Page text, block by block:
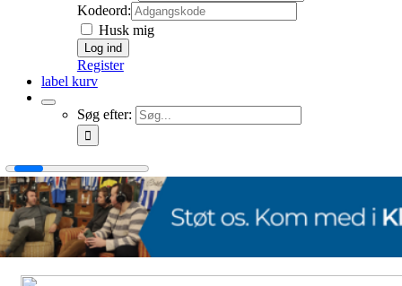
Kodeord:
Husk mig
Register
label kurv
Søg efter: